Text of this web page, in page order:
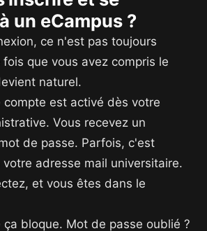
un eCampus ?
ce n'est pas toujours
que vous avez compris le
naturel.
compte est activé dès votre
Vous recevez un
de passe. Parfois, c'est
adresse mail universitaire.
et vous êtes dans le
ça bloque. Mot de passe oublié ?